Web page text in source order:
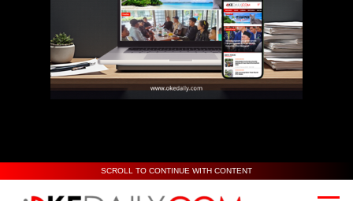
SCROLL TO CONTINUE WITH CONTENT